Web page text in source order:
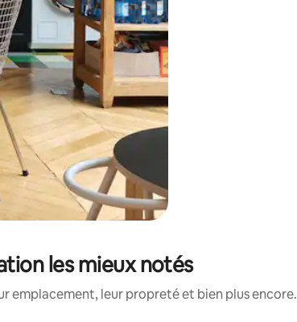
les mieux notés
emplacement, leur propreté et bien plus encore.